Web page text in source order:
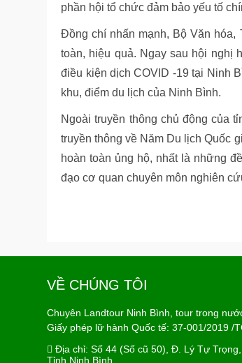
phần hội tổ chức đảm bảo yếu tố
Đồng chí nhấn mạnh, Bộ Văn
toàn, hiệu quả. Ngay sau hội nghị
điều kiện dịch COVID -19 tại Ninh
khu, điểm du lịch của Ninh Bình.
Ngoài truyền thông chủ động của
truyền thông về Năm Du lịch Quốc
hoàn toàn ủng hộ, nhất là những
đạo cơ quan chuyên môn nghiên
VỀ CHÚNG TÔI
Chuyên Landtour Ninh Bình, tour trong
Giấy phép lữ hành Quốc tế: 37-001/2019 /
Địa chỉ: Số 44 (Số cũ 50), Đ. Lý Tự Trọng,
Tỉnh Ninh Bình